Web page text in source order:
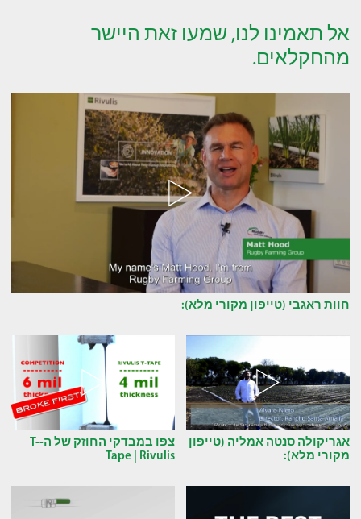
אל תאמינו לנו, שמעו זאת היישר
מהחקלאים.
חוות ראגבי (טייפון מקורי מלא):
אגריקולה סנטה אמליה (טייפון
מקורי מלא):
צפו במבדקי החוזק של ה-T-
Tape | Rivulis